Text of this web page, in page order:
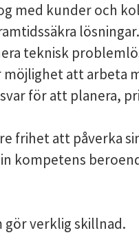
med kunder och
lösningar.
teknisk
att arbeta
för att planera,
frihet att påverka
kompetens
gör verklig skillnad.